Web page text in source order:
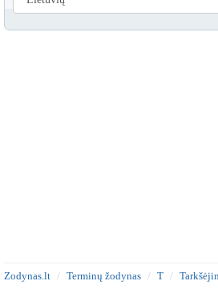
Zodynas.lt Terminų žodynas T